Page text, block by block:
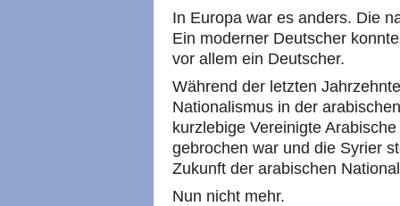
In Europa war es anders. Die
Ein moderner Deutscher
vor allem ein Deutscher.
Während der letzten
Nationalismus in der
kurzlebige Vereinigte
gebrochen war und die Syrier
Zukunft der arabischen
Nun nicht mehr.